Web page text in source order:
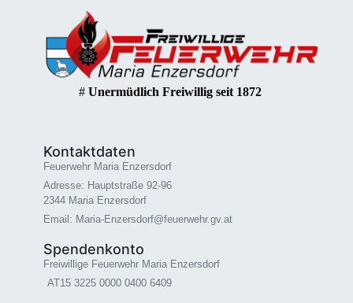
# Unermüdlich Freiwillig seit 1872
Kontaktdaten
Feuerwehr Maria Enzersdorf
Adresse: Hauptstraße 92-96
2344 Maria Enzersdorf
Email: Maria-Enzersdorf@feuerwehr.gv.at
Spendenkonto
Freiwillige Feuerwehr Maria Enzersdorf
AT15 3225 0000 0400 6409